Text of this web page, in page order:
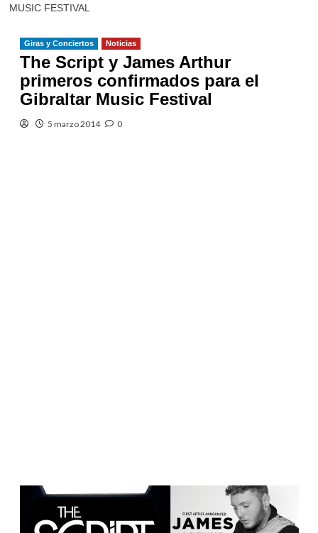
MUSIC FESTIVAL
Giras y Conciertos Noticias
The Script y James Arthur
primeros confirmados para el
Gibraltar Music Festival
5 marzo 2014 0